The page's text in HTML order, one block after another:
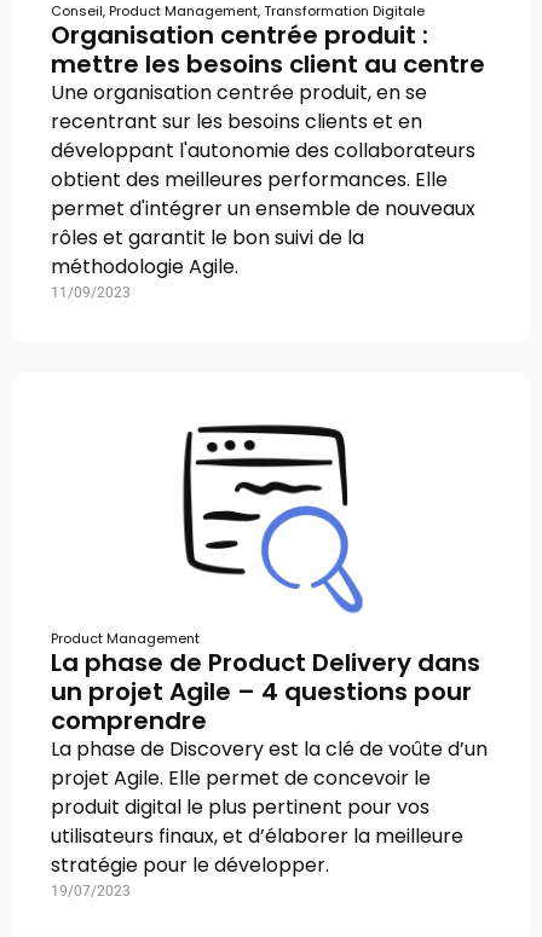
Conseil, Product Management,Transformation Digitale
Organisation centrée produit :
mettre les besoins client au centre
Une organisation centrée produit, en se
recentrant sur les besoins clients et en
développant l'autonomie des collaborateurs
obtient des meilleures performances. Elle
permet d'intégrer un ensemble de nouveaux
rôles et garantit le bon suivi de la
méthodologie Agile.
11/09/2023
Product Management
La phase de Product Delivery dans
un projet Agile – 4 questions pour
comprendre
La phase de Discovery est la clé de voûte d’un
projet Agile. Elle permet de concevoir le
produit digital le plus pertinent pour vos
utilisateurs finaux, et d’élaborer la meilleure
stratégie pour le développer.
19/07/2023